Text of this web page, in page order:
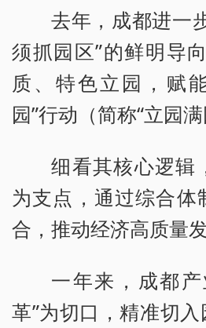
去年，成都进一
须抓园区”的鲜明导
质、特色立园，赋
园”行动（简称“立园满
细看其核心逻辑
为支点，通过综合体
合，推动经济高质量发
一年来，成都
革”为切口，精准切入